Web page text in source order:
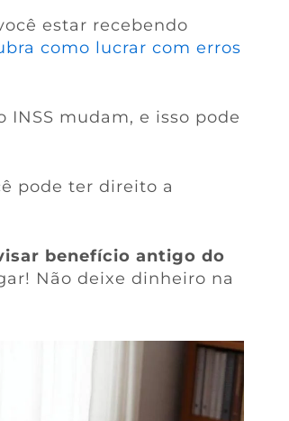
estar recebendo
como lucrar com erros
INSS mudam, e isso pode
pode ter direito a
benefício antigo do
Não deixe dinheiro na